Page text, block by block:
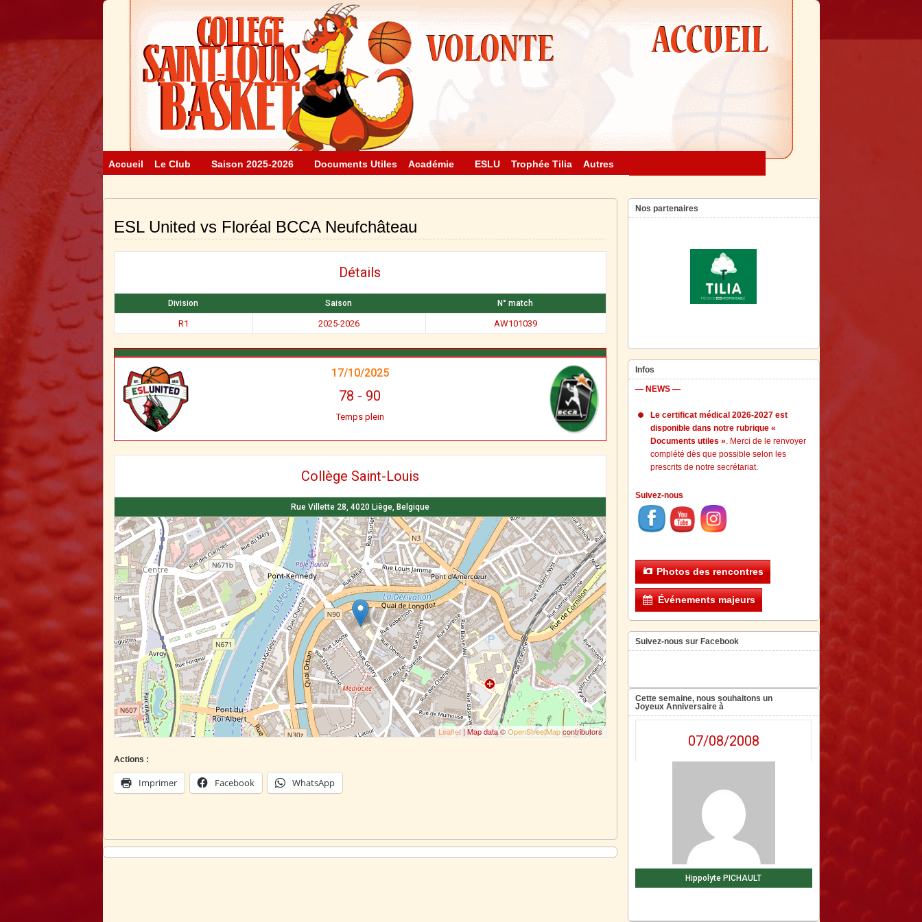
Accueil Le Club Saison 2025-2026 Documents Utiles Académie ESLU Trophée Tilia Autres
ESL United vs Floréal BCCA Neufchâteau
Détails
Division Saison N° match
R1 2025-2026 AW101039
17/10/2025
78 - 90
Temps plein
Collège Saint-Louis
Rue Villette 28, 4020 Liège, Belgique
Leaflet| Map data ©OpenStreetMapcontributors
Actions :
Imprimer Facebook WhatsApp
Nos partenaires
Infos
— NEWS —
Le certificat médical 2026-2027 est
disponible dans notre rubrique «
Documents utiles ». Merci de le renvoyer
complété dès que possible selon les
prescrits de notre secrétariat.
Suivez-nous
Photos des rencontres
Événements majeurs
Suivez-nous sur Facebook
Cette semaine, nous souhaitons un
Joyeux Anniversaire à
07/08/2008
Hippolyte PICHAULT